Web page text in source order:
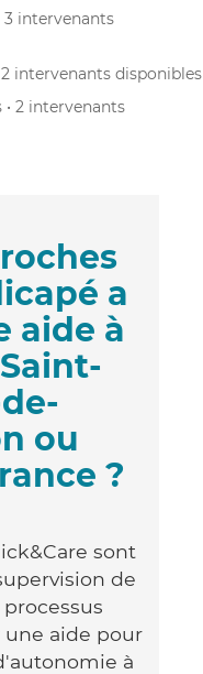
3 intervenants
2 intervenants disponibles
• 2 intervenants
a
aide à
ou
?
sont
de
aide pour
à